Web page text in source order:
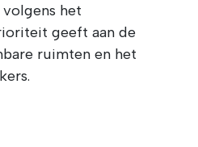
het
geeft aan de
ruimten en het